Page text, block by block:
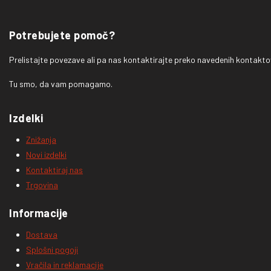
Potrebujete pomoč?
Prelistajte povezave ali pa nas kontaktirajte preko navedenih
Tu smo, da vam pomagamo.
Izdelki
Znižanja
Novi izdelki
Kontaktiraj nas
Trgovina
Informacije
Dostava
Splošni pogoji
Vračila in reklamacije